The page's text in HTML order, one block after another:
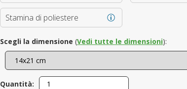
È il
Stamina di poliestere
Scegli la dimensione (Vedi tutte le dimensioni):
Quantità: